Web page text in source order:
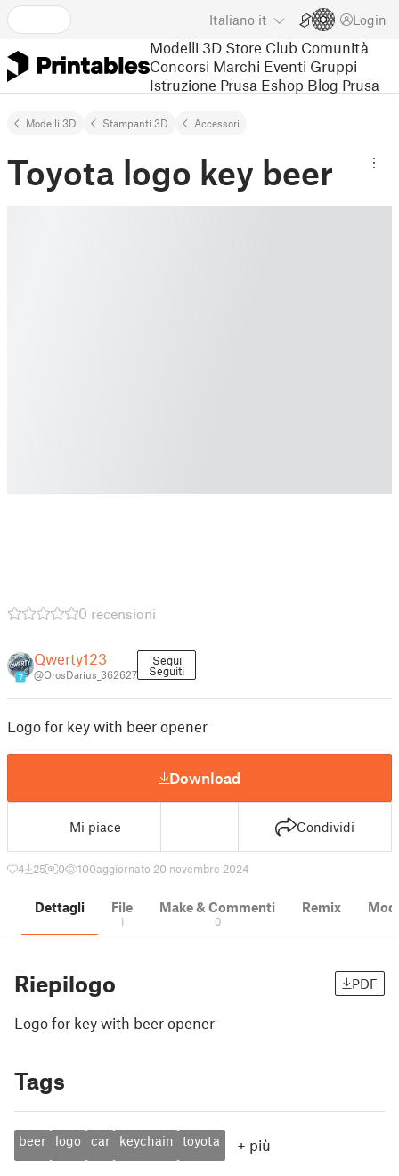
Italiano it Login
Modelli 3D Store Club Comunità
Concorsi Marchi Eventi Gruppi
Istruzione Prusa Eshop Blog Prusa
Modelli 3D Stampanti 3D Accessori
Toyota logo key beer
0 recensioni
7
Qwerty123
@OrosDarius_362627
Segui
Seguiti
Logo for key with beer opener
Download
Mi piace Condividi
4 25 0 100aggiornato 20 novembre 2024
Dettagli File
1
Make & Commenti
0
Remix
Riepilogo PDF
Logo for key with beer opener
Tags
beer logo car keychain toyota + più